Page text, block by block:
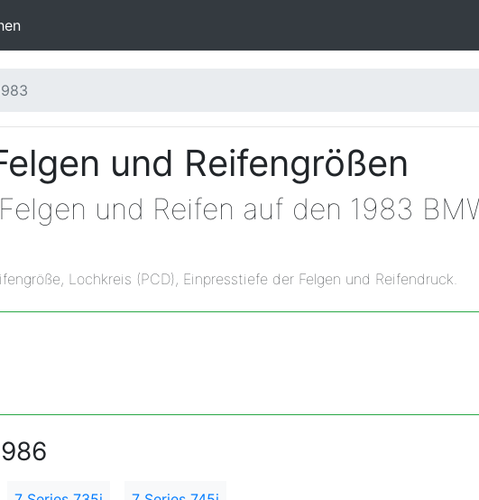
und Reifengrößen
und Reifen auf den 1983
Lochkreis (PCD), Einpresstiefe der Felgen und Reifendruck.